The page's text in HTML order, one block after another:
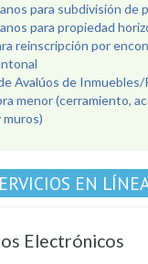
para subdivisión de
para propiedad
reinscripción por
Avalúos de Inmuebles/
menor (cerramiento,
EN
Electrónicos